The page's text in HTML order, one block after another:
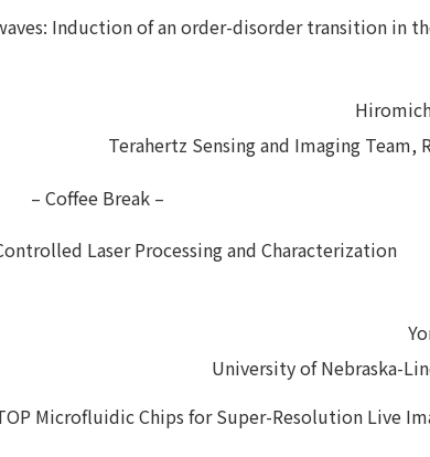
Induction of an order-disorder transition in
Terahertz Sensing and Imaging Team,
– Coffee Break –
Laser Processing and Characterization
University of Nebraska-
Microfluidic Chips for Super-Resolution Live